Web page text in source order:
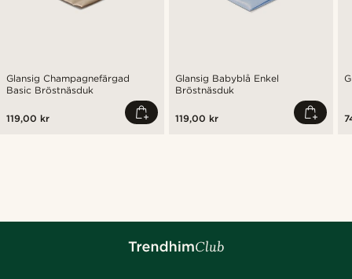
Glansig Champagnefärgad
Basic Bröstnäsduk
119,00 kr
Glansig Babyblå Enkel
Bröstnäsduk
119,00 kr